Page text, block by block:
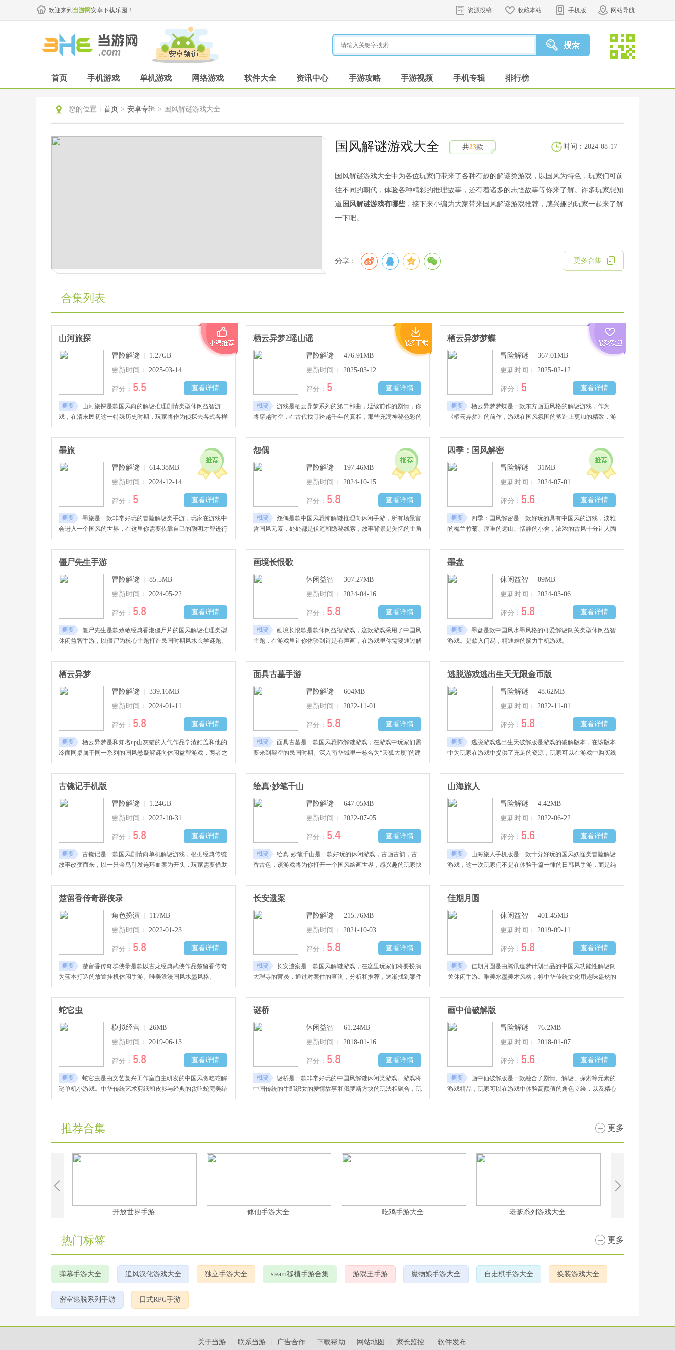
欢迎来到 当游网安卓下载乐园！ 资源投稿 收藏本站 手机版 网站导航
首页 手机游戏 单机游戏 网络游戏 软件大全 资讯中心 手游攻略 手游视频 手机专辑 排行榜
您的位置： 首页 > 安卓专辑 > 国风解谜游戏大全
国风解谜游戏大全 共23款 时间：2024-08-17
国风解谜游戏大全中为各位玩家们带来了各种有趣的解谜类游戏，以国风为特色，玩家们可前
往不同的朝代，体验各种精彩的推理故事，还有着诸多的志怪故事等你来了解。许多玩家想知
道 国风解谜游戏有哪些，接下来小编为大家带来国风解谜游戏推荐，感兴趣的玩家一起来了解
一下吧。
分享： 更多合集
合集列表
山河旅探
冒险解谜
1.27GB
更新时间：
2025-03-14
查看详情
评分： 5.5
概要
山河旅探是款国风向的解谜推理剧情类型休闲益智游
戏，在清末民初这一特殊历史时期，玩家将作为侦探去各式各样
充满古怪和玄机的案件中去拨开疑云，发掘真相。
栖云异梦2瑶山谣
冒险解谜
476.91MB
更新时间：
2025-03-12
查看详情
评分： 5
概要
游戏是栖云异梦系列的第二部曲，延续前作的剧情，你
将穿越时空，在古代找寻跨越千年的真相，那些充满神秘色彩的
古器，神秘的隐世入口，都充满了诡异的气息，让我们探寻古瑶
山的真相，解开这一切的谜底吧！
栖云异梦梦蝶
冒险解谜
367.01MB
更新时间：
2025-02-12
查看详情
评分： 5
概要
栖云异梦梦蝶是一款东方画面风格的解谜游戏，作为
《栖云异梦》的前作，游戏在国风氛围的塑造上更加的精致，游
戏的画面为玩家展现了一个梦幻神秘的世界。
墨旅
冒险解谜
614.38MB
更新时间：
2024-12-14
查看详情
评分： 5
概要
墨旅是一款非常好玩的冒险解谜类手游，玩家在游戏中
会进入一个国风的世界，在这里你需要依靠自己的聪明才智进行
解密，游戏画质精美，带给玩家独特的体验，并且你还需要故事
背后隐藏的真相。
怨偶
冒险解谜
197.46MB
更新时间：
2024-10-15
查看详情
评分： 5.8
概要
怨偶是款中国风恐怖解谜推理向休闲手游，所有场景富
含国风元素，处处都是伏笔和隐秘线索，故事背景是失忆的主角
们再次聚首在密室。
四季：国风解密
冒险解谜
31MB
更新时间：
2024-07-01
查看详情
评分： 5.6
概要
四季：国风解密是一款好玩的具有中国风的游戏，淡雅
的梅兰竹菊、厚重的远山、恬静的小舍，浓浓的古风十分让人陶
醉，感兴趣的玩家快去下载吧！
僵尸先生手游
冒险解谜
85.5MB
更新时间：
2024-05-22
查看详情
评分： 5.8
概要
僵尸先生是款致敬经典香港僵尸片的国风解谜推理类型
休闲益智手游，以僵尸为核心主题打造民国时期风水玄学谜题。
画境长恨歌
休闲益智
307.27MB
更新时间：
2024-04-16
查看详情
评分： 5.8
概要
画境长恨歌是款休闲益智游戏，这款游戏采用了中国风
主题，在游戏里让你体验到诗是有声画，在游戏里你需要通过解
谜的方式来探索长恨歌的世界，喜欢的玩家们千万不要错过哦！
墨盘
休闲益智
89MB
更新时间：
2024-03-06
查看详情
评分： 5.8
概要
墨盘是款中国风水墨风格的可爱解谜闯关类型休闲益智
游戏。是款入门易，精通难的脑力手机游戏。
栖云异梦
冒险解谜
339.16MB
更新时间：
2024-01-11
查看详情
评分： 5.8
概要
栖云异梦是和知名up山灰猫的人气作品学渣酷盖和他的
冷面同桌属于同一系列的国风悬疑解谜向休闲益智游戏，两者之
间相互关联，是喜欢山灰猫老师粉丝朋友的狂欢。
面具古墓手游
冒险解谜
604MB
更新时间：
2022-11-01
查看详情
评分： 5.8
概要
面具古墓是一款国风恐怖解谜游戏，在游戏中玩家们需
要来到架空的民国时期。深入南华城里一栋名为“天狐大厦”的建
筑中，开始探索游戏内容.
逃脱游戏逃出生天无限金币版
冒险解谜
48.62MB
更新时间：
2022-11-01
查看详情
评分： 5.8
概要
逃脱游戏逃出生天破解版是游戏的破解版本，在该版本
中为玩家在游戏中提供了充足的资源，玩家可以在游戏中购买线
索。这是一款密室逃脱游戏，作为经典游戏《逃脱游戏：监狱冒
险》的续篇
古镜记手机版
冒险解谜
1.24GB
更新时间：
2022-10-31
查看详情
评分： 5.8
概要
古镜记是一款国风剧情向单机解谜游戏，根据经典传统
故事改变而来，以一只金鸟引发连环血案为开头，玩家需要借助
古镜的力量
绘真·妙笔千山
冒险解谜
647.05MB
更新时间：
2022-07-05
查看详情
评分： 5.4
概要
绘真·妙笔千山是一款好玩的休闲游戏，古画古韵，古
香古色，该游戏将为你打开一个国风绘画世界，感兴趣的玩家快
去下载吧！
山海旅人
冒险解谜
4.42MB
更新时间：
2022-06-22
查看详情
评分： 5.6
概要
山海旅人手机版是一款十分好玩的国风妖怪类冒险解谜
游戏，这一次玩家们不是在体验千篇一律的日韩风手游，而是纯
正无比的国风游戏。
楚留香传奇群侠录
角色扮演
117MB
更新时间：
2022-01-23
查看详情
评分： 5.8
概要
楚留香传奇群侠录是款以古龙经典武侠作品楚留香传奇
为蓝本打造的放置挂机休闲手游。唯美浪漫国风水墨风格。
长安遗案
冒险解谜
215.76MB
更新时间：
2021-10-03
查看详情
评分： 5.8
概要
长安遗案是一款国风解谜游戏，在这里玩家们将要扮演
大理寺的官员，通过对案件的查询，分析和推荐，逐渐找到案件
中隐藏的真相。
佳期月圆
休闲益智
401.45MB
更新时间：
2019-09-11
查看详情
评分： 5.8
概要
佳期月圆是由腾讯追梦计划出品的中国风功能性解谜闯
关休闲手游。唯美水墨美术风格，将中华传统文化用趣味盎然的
创意谜题的形式和谐表达，惊艳的公益性游戏，玩中学，学中
玩，游戏性和开放度都很高，感兴趣的玩家不要错过哦！
蛇它虫
模拟经营
26MB
更新时间：
2019-06-13
查看详情
评分： 5.8
概要
蛇它虫是由文艺复兴工作室自主研发的中国风贪吃蛇解
谜单机小游戏。中华传统艺术剪纸和皮影与经典的贪吃蛇完美结
合，同时带有丰富有趣的解谜元素，可玩性极高，感兴趣的玩家
谜桥
休闲益智
61.24MB
更新时间：
2018-01-16
查看详情
评分： 5.8
概要
谜桥是一款非常好玩的中国风解谜休闲类游戏。游戏将
中国传统的牛郎织女的爱情故事和俄罗斯方块的玩法相融合，玩
家在游戏中利用俄罗斯方块来搭建鹊桥，让游戏中的男女主人公
画中仙破解版
冒险解谜
76.2MB
更新时间：
2018-01-07
查看详情
评分： 5.6
概要
画中仙破解版是一款融合了剧情、解谜、探索等元素的
游戏精品，玩家可以在游戏中体验高颜值的角色立绘，以及精心
设计的谜题关卡，不断解锁剧情、选择剧情发展方向，镜花水月
推荐合集 更多
修仙手游大全 吃鸡手游大全 老爹系列游戏大全 三职业的传奇手游大全
热门标签 更多
弹幕手游大全 追风汉化游戏大全 独立手游大全 steam移植手游合集 游戏王手游 魔物娘手游大全 自走棋手游大全 换装游戏大全
密室逃脱系列手游 日式RPG手游
关于当游 联系当游 广告合作 下载帮助 网站地图 家长监控 软件发布